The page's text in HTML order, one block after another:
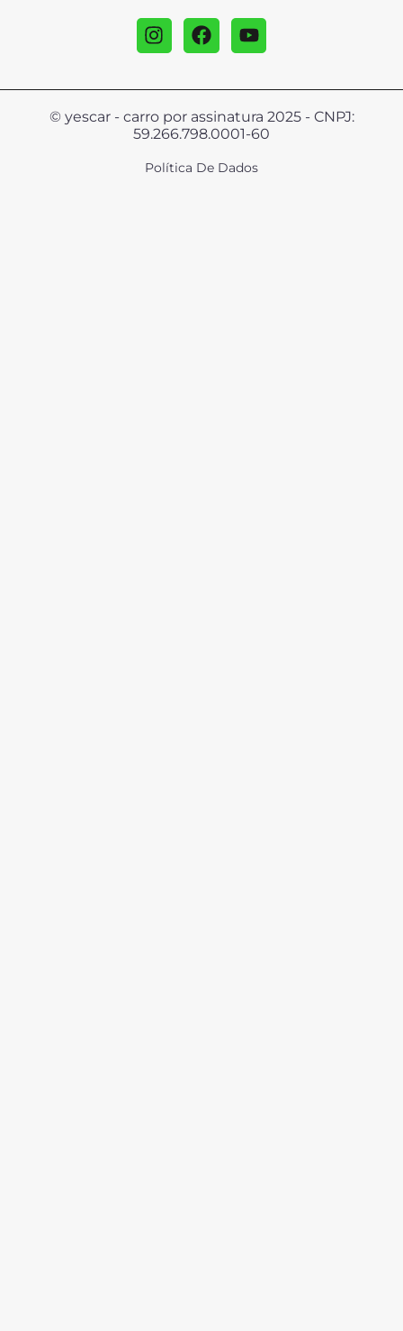
© yescar - carro por assinatura 2025 - CNPJ:
59.266.798.0001-60
Política De Dados